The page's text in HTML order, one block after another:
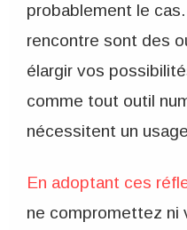
probablement le
rencontre sont des
élargir vos
comme tout outil
nécessitent un
En adoptant ces
ne compromettez ni